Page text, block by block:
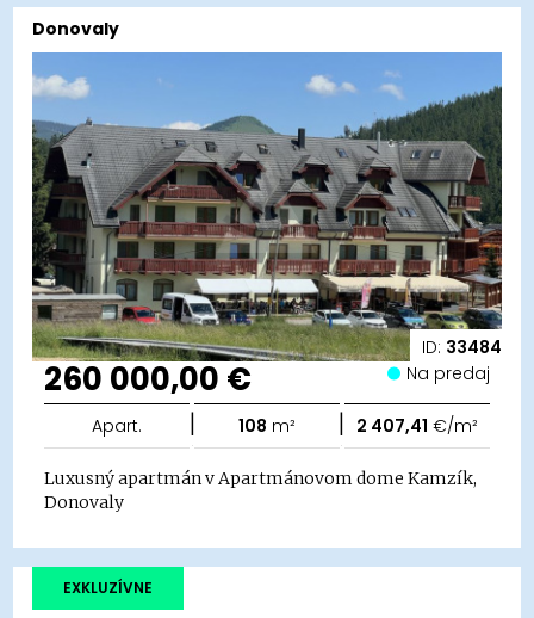
ID: 33484
Donovaly
260 000,00 € Na predaj
Apart. | 108 m² | 2 407,41 €/m²
Luxusný apartmán v Apartmánovom dome Kamzík,
Donovaly
EXKLUZÍVNE